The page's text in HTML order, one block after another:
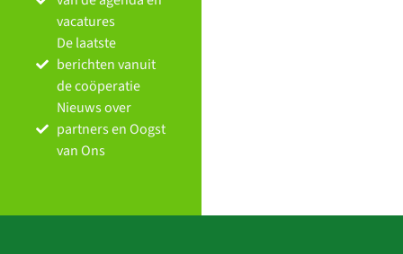
vacatures
De laatste
berichten vanuit
de coöperatie
Nieuws over
partners en Oogst
van Ons